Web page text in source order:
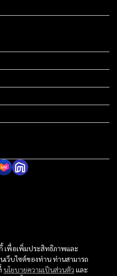
เพื่อเพิ่มประสิทธิภาพและ
เว็บไซต์ของท่าน ท่านสามารถ
นโยบายความเป็นส่วนตัว และ